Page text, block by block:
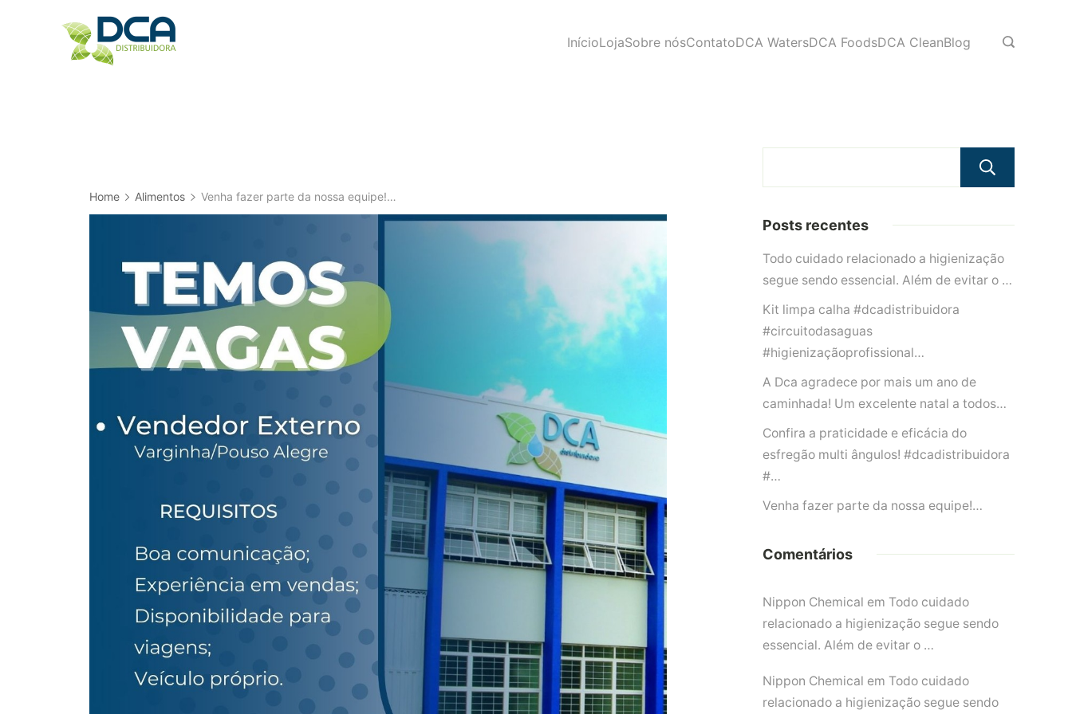
InícioLojaSobre nósContatoDCA WatersDCA FoodsDCA CleanBlog
Home Alimentos Venha fazer parte da nossa equipe!…
Posts recentes
Todo cuidado relacionado a higienização
segue sendo essencial. Além de evitar o …
Kit limpa calha #dcadistribuidora
#circuitodasaguas
#higienizaçãoprofissional…
A Dca agradece por mais um ano de
caminhada! Um excelente natal a todos…
Confira a praticidade e eficácia do
esfregão multi ângulos! #dcadistribuidora
#…
Venha fazer parte da nossa equipe!…
Comentários
Nippon Chemical em Todo cuidado
relacionado a higienização segue sendo
essencial. Além de evitar o …
Nippon Chemical em Todo cuidado
relacionado a higienização segue sendo